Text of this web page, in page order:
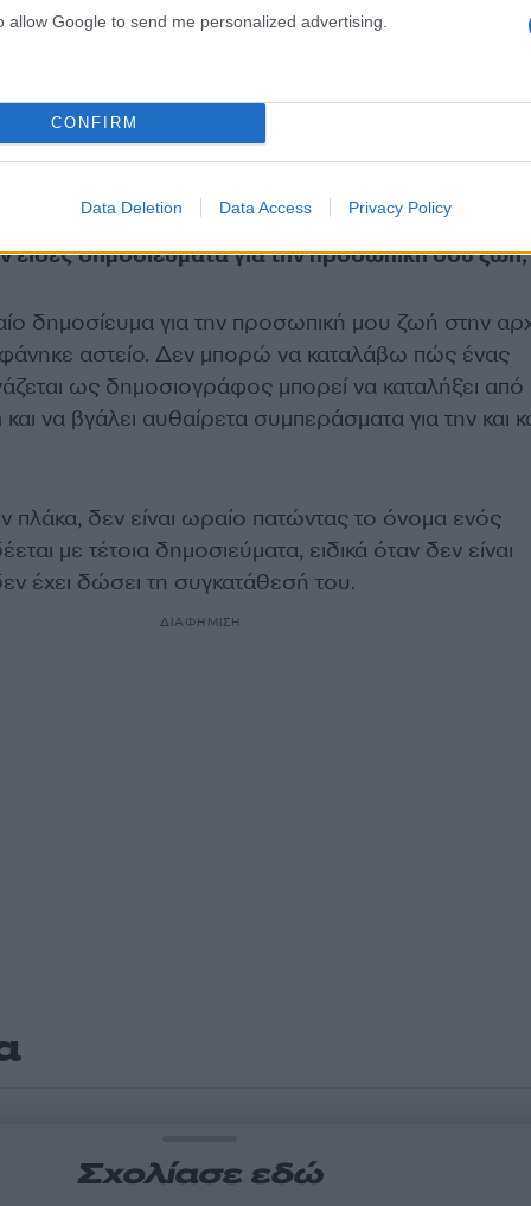
allow Google to send me personalized advertising.
CONFIRM
Data Deletion Data Access Privacy Policy
είδες δημοσιεύματα για την προσωπική σου ζωή;
δημοσίευμα για την προσωπική μου ζωή στην
αστείο. Δεν μπορώ να καταλάβω πώς ένας
ως δημοσιογράφος μπορεί να καταλήξει από
να βγάλει αυθαίρετα συμπεράσματα για την και
δεν είναι ωραίο πατώντας το όνομα ενός
με τέτοια δημοσιεύματα, ειδικά όταν δεν είναι
έχει δώσει τη συγκατάθεσή του.
ΔΙΑΦΗΜΙΣΗ
Σχολίασε εδώ